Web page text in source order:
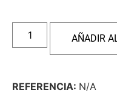
AÑADIR
REFERENCIA: N/A